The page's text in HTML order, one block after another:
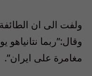
ولفت الى ان
وقال:”ربما
مغامرة على ايران”.